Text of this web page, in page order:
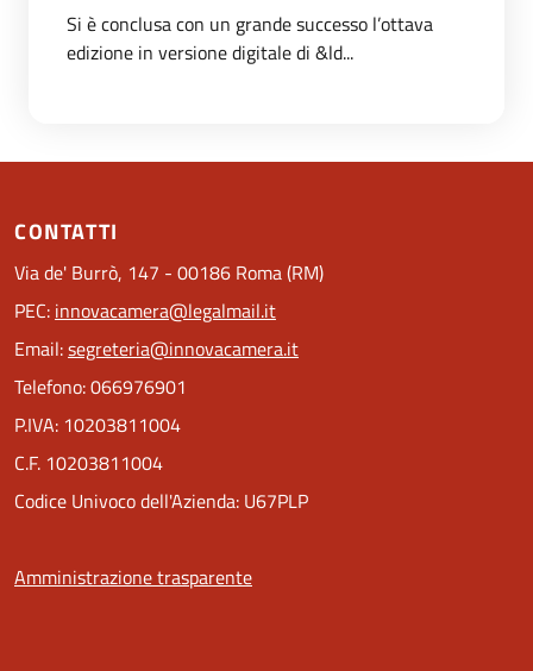
Si è conclusa con un grande successo l’ottava
edizione in versione digitale di &ld...
CONTATTI
Via de' Burrò, 147 - 00186 Roma (RM)
PEC: innovacamera@legalmail.it
Email:segreteria@innovacamera.it
Telefono: 066976901
P.IVA: 10203811004
C.F. 10203811004
Codice Univoco dell'Azienda: U67PLP
Amministrazione trasparente